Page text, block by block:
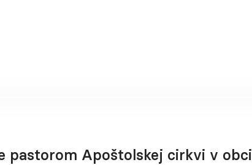
pastorom Apoštolskej cirkvi v obci